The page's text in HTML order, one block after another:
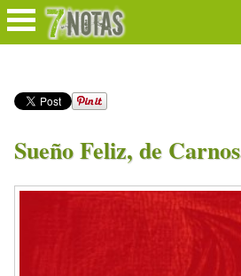
Sueño Feliz, de